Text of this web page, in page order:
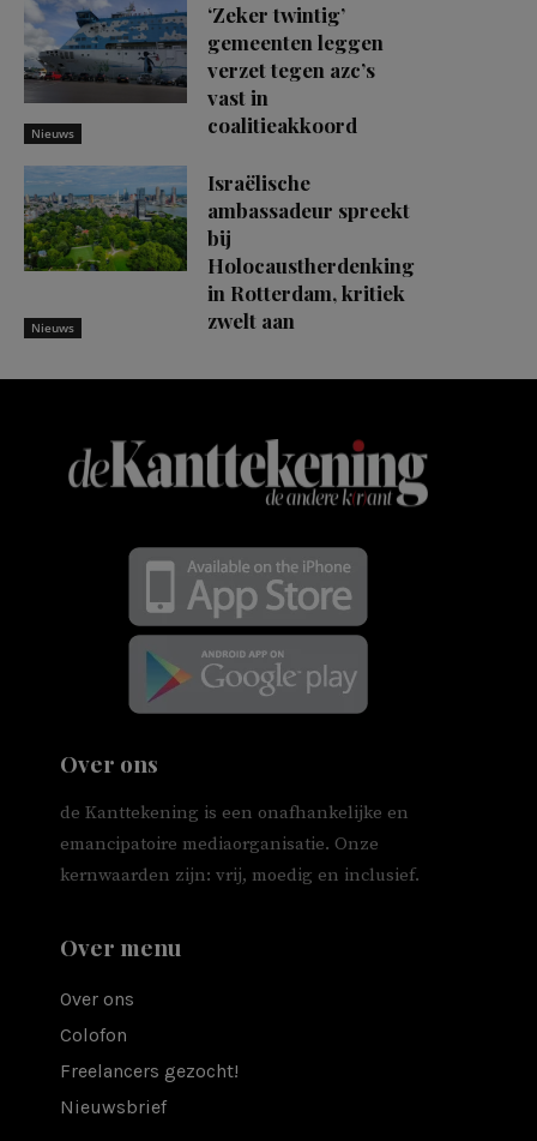
Nieuws
‘Zeker twintig’
gemeenten leggen
verzet tegen azc’s
vast in
coalitieakkoord
Nieuws
Israëlische
ambassadeur spreekt
bij
Holocaustherdenking
in Rotterdam, kritiek
zwelt aan
Over ons
de Kanttekening is een onafhankelijke en
emancipatoire mediaorganisatie. Onze
kernwaarden zijn: vrij, moedig en inclusief.
Over menu
Over ons
Colofon
Freelancers gezocht!
Nieuwsbrief